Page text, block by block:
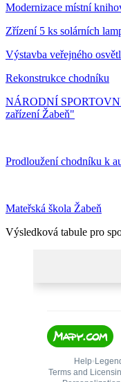
Modernizace místní
Zřízení 5 ks solárních
Výstavba veřejného
Rekonstrukce chodníku
NÁRODNÍ
zařízení Žabeň"
Prodloužení chodníku k
Mateřská škola Žabeň
Výsledková tabule pro